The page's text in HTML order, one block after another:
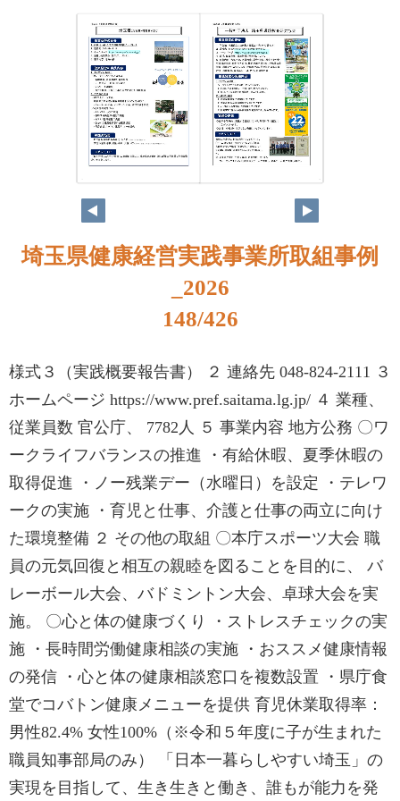
133
埼玉県健康経営実践事業所取組事例
_2026
148/426
様式３（実践概要報告書） ２ 連絡先 048-824-2111 ３
ホームページ https://www.pref.saitama.lg.jp/ ４ 業種、
従業員数 官公庁、 7782人 ５ 事業内容 地方公務 〇ワ
ークライフバランスの推進 ・有給休暇、夏季休暇の
取得促進 ・ノー残業デー（水曜日）を設定 ・テレワ
ークの実施 ・育児と仕事、介護と仕事の両立に向け
た環境整備 ２ その他の取組 〇本庁スポーツ大会 職
員の元気回復と相互の親睦を図ることを目的に、 バ
レーボール大会、バドミントン大会、卓球大会を実
施。 〇心と体の健康づくり ・ストレスチェックの実
施 ・長時間労働健康相談の実施 ・おススメ健康情報
の発信 ・心と体の健康相談窓口を複数設置 ・県庁食
堂でコバトン健康メニューを提供 育児休業取得率：
男性82.4% 女性100%（※令和５年度に子が生まれた
職員知事部局のみ） 「日本一暮らしやすい埼玉」の
実現を目指して、生き生きと働き、誰もが能力を発